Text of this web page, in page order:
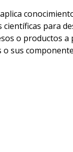
científicas para
o productos a
sus